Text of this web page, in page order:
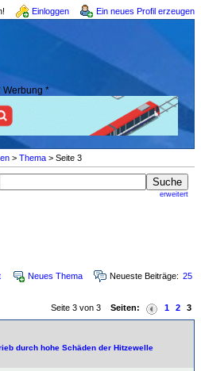
Einloggen Ein neues Profil erzeugen
Werbung *
> Thema > Seite 3
erweitert
Neues Thema Neueste Beiträge: 25
Seite 3 von 3 Seiten: 1 2 3
durch hohe Schäden der Hitzewelle